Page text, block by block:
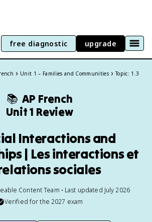
free diagnostic upgrade
Unit 1 – Families and Communities Topic: 1.3
📚 AP French
Unit 1 Review
Interactions and
| Les interactions et
sociales
Content Team • Last updated July 2026
Verified for the 2027 exam